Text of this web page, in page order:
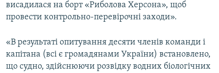
висадилася на борт «Риболова Херсона», щоб
провести контрольно-перевірочні заходи».
«В результаті опитування десяти членів команди і
капітана (всі є громадянами України) встановлено,
що судно, здійснюючи розвідку водних біологічних